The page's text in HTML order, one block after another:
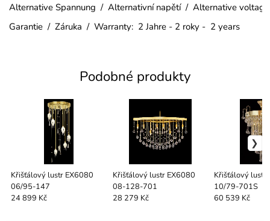
Alternative Spannung / Alternativní napětí / Alternative
Garantie / Záruka / Warranty: 2 Jahre - 2 roky - 2 years
Podobné produkty
Křišťálový lustr EX6080
06/95-147
24 899 Kč
Křišťálový lustr EX6080
08-128-701
28 279 Kč
Křišťálový lustr
10/79-701S
60 539 Kč